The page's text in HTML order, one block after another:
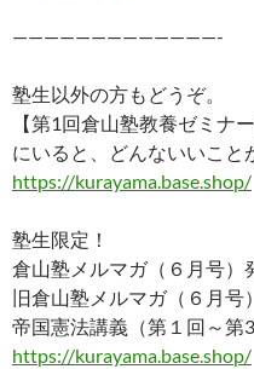
—————————————-
塾生以外の方もどうぞ。
【第1回倉山塾教養ゼミナ
にいると、どんないいこと
https://kurayama.base.shop/
塾生限定！
倉山塾メルマガ（６月号）
旧倉山塾メルマガ（６月号
帝国憲法講義（第１回～第
https://kurayama.base.shop/